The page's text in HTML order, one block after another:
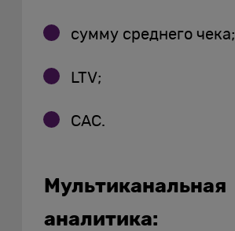
сумму среднего чека;
LTV;
CAC.
Мультиканальная
аналитика: